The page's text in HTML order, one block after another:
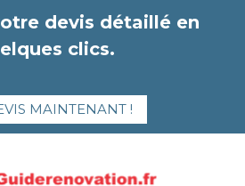
devis détaillé en
clics.
MAINTENANT !